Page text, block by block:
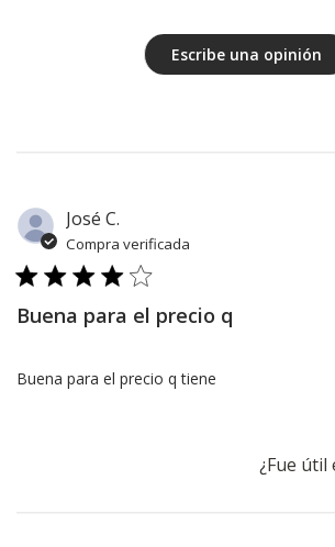
Escribe una opinión
José C.
Compra verificada
Buena para el precio q
Buena para el precio q tiene
¿Fue útil